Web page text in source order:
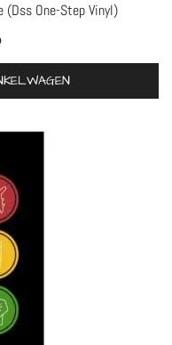
One-Step Vinyl)